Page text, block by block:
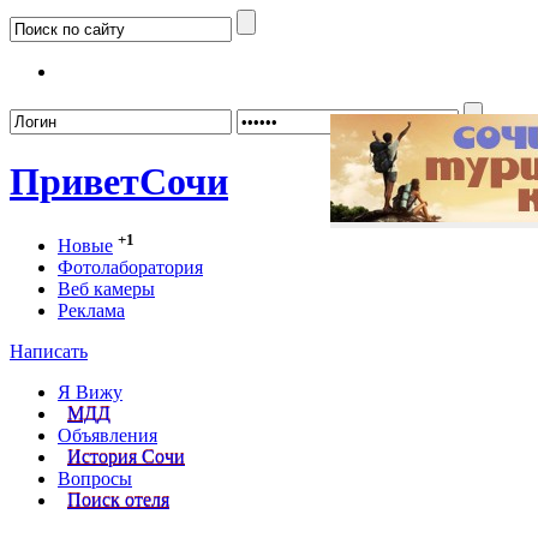
ПриветСочи
Новые +1
Фотолаборатория
Веб камеры
Реклама
Написать
Я Вижу
МДД
Объявления
История Сочи
Вопросы
Поиск отеля